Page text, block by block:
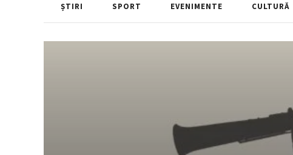
ȘTIRI SPORT EVENIMENTE CULTURĂ